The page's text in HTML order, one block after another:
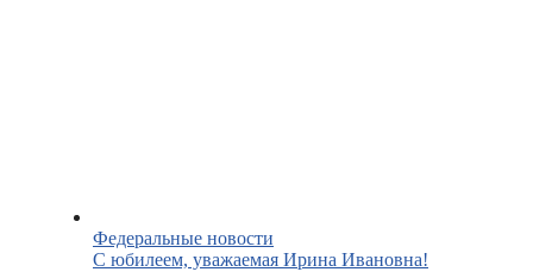
Федеральные новости
С юбилеем, уважаемая Ирина Ивановна!